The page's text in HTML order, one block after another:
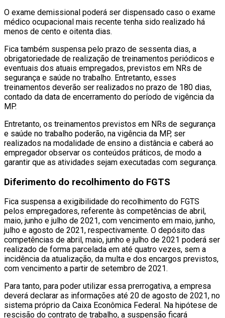
O exame demissional poderá ser dispensado caso o exame
médico ocupacional mais recente tenha sido realizado há
menos de cento e oitenta dias.
Fica também suspensa pelo prazo de sessenta dias, a
obrigatoriedade de realização de treinamentos periódicos e
eventuais dos atuais empregados, previstos em NRs de
segurança e saúde no trabalho. Entretanto, esses
treinamentos deverão ser realizados no prazo de 180 dias,
contado da data de encerramento do período de vigência da
MP.
Entretanto, os treinamentos previstos em NRs de segurança
e saúde no trabalho poderão, na vigência da MP, ser
realizados na modalidade de ensino a distância e caberá ao
empregador observar os conteúdos práticos, de modo a
garantir que as atividades sejam executadas com segurança.
Diferimento do recolhimento do FGTS
Fica suspensa a exigibilidade do recolhimento do FGTS
pelos empregadores, referente às competências de abril,
maio, junho e julho de 2021, com vencimento em maio, junho,
julho e agosto de 2021, respectivamente. O depósito das
competências de abril, maio, junho e julho de 2021 poderá ser
realizado de forma parcelada em até quatro vezes, sem a
incidência da atualização, da multa e dos encargos previstos,
com vencimento a partir de setembro de 2021.
Para tanto, para poder utilizar essa prerrogativa, a empresa
deverá declarar as informações até 20 de agosto de 2021, no
sistema próprio da Caixa Econômica Federal. Na hipótese de
rescisão do contrato de trabalho, a suspensão ficará